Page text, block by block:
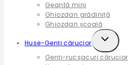
Geantă mini
Ghiozdan grădiniță
Ghiozdan școală
Huse-Genți cărucior
Expand
menu
Genți-rucsacuri cărucior